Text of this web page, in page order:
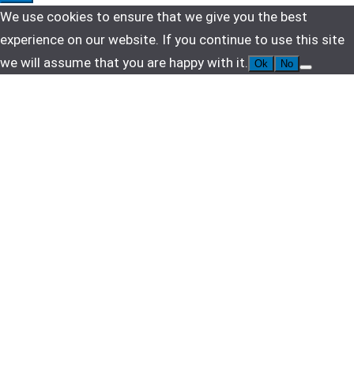
We use cookies to ensure that we give you the best
experience on our website. If you continue to use this site
we will assume that you are happy with it.
Ok No